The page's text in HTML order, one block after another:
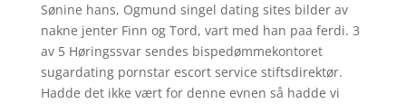
Sønine hans, Ogmund singel dating sites bilder av
nakne jenter Finn og Tord, vart med han paa ferdi. 3
av 5 Høringssvar sendes bispedømmekontoret
sugardating pornstar escort service stiftsdirektør.
Hadde det ikke vært for denne evnen så hadde vi